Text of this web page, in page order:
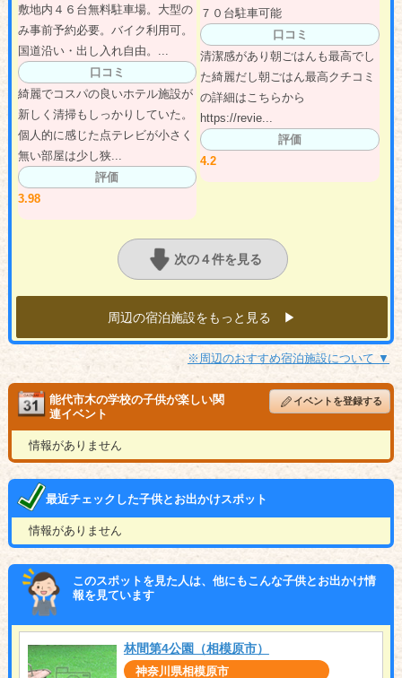
敷地内４６台無料駐車場。大型の
み事前予約必要。バイク利用可。
国道沿い・出し入れ自由。...
口コミ
綺麗でコスパの良いホテル施設が
新しく清掃もしっかりしていた。
個人的に感じた点テレビが小さく
無い部屋は少し狭...
評価
3.98
７０台駐車可能
口コミ
清潔感があり朝ごはんも最高でし
た綺麗だし朝ごはん最高クチコミ
の詳細はこちらから
https://revie...
評価
4.2
次の４件を見る
周辺の宿泊施設をもっと見る ▶︎
※周辺のおすすめ宿泊施設について ▼
能代市木の学校の子供が楽しい関
連イベント
イベントを登録する
情報がありません
最近チェックした子供とお出かけスポット
情報がありません
このスポットを見た人は、他にもこんな子供とお出かけ情
報を見ています
林間第4公園（相模原市）
神奈川県相模原市